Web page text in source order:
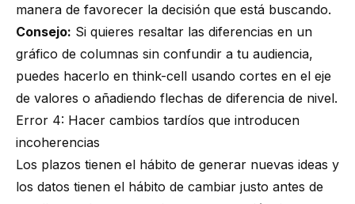
manera de favorecer la decisión que está buscando.
Consejo: Si quieres resaltar las diferencias en un
gráfico de columnas sin confundir a tu audiencia,
puedes hacerlo en think-cell usando cortes en el eje
de valores o añadiendo flechas de diferencia de nivel.
Error 4: Hacer cambios tardíos que introducen
incoherencias
Los plazos tienen el hábito de generar nuevas ideas y
los datos tienen el hábito de cambiar justo antes de